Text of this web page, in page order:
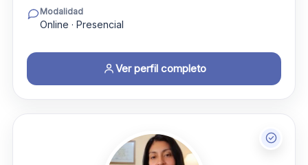
Modalidad
Online · Presencial
Ver perfil completo